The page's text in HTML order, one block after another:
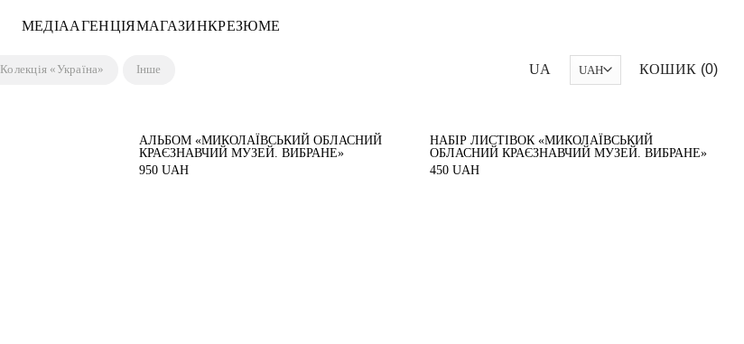
МЕДІААГЕНЦІЯМАГАЗИНКРЕЗЮМЕ
Колекція «Україна» Інше UA КОШИК 0
АЛЬБОМ «МИКОЛАЇВСЬКИЙ ОБЛАСНИЙ
КРАЄЗНАВЧИЙ МУЗЕЙ. ВИБРАНЕ»
950 UAH
НАБІР ЛИСТІВОК «МИКОЛАЇВСЬКИЙ
ОБЛАСНИЙ КРАЄЗНАВЧИЙ МУЗЕЙ. ВИБРАНЕ»
450 UAH